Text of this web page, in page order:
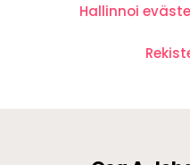
Hallinnoi